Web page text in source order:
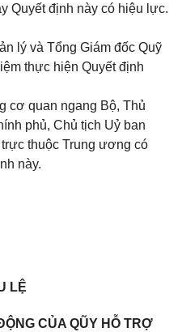
Quyết định này có hiệu lực.
lý và Tổng Giám đốc Quỹ
thực hiện Quyết định
cơ quan ngang Bộ, Thủ
phủ, Chủ tịch Uỷ ban
thuộc Trung ương có
này.
LỆ
CỦA QŨY HỖ TRỢ